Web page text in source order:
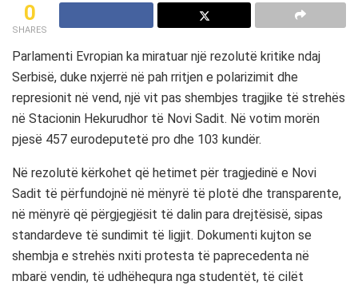
0
SHARES
Parlamenti Evropian ka miratuar një rezolutë kritike ndaj
Serbisë, duke nxjerrë në pah rritjen e polarizimit dhe
represionit në vend, një vit pas shembjes tragjike të strehës
në Stacionin Hekurudhor të Novi Sadit. Në votim morën
pjesë 457 eurodeputetë pro dhe 103 kundër.
Në rezolutë kërkohet që hetimet për tragjedinë e Novi
Sadit të përfundojnë në mënyrë të plotë dhe transparente,
në mënyrë që përgjegjësit të dalin para drejtësisë, sipas
standardeve të sundimit të ligjit. Dokumenti kujton se
shembja e strehës nxiti protesta të paprecedenta në
mbarë vendin, të udhëhequra nga studentët, të cilët